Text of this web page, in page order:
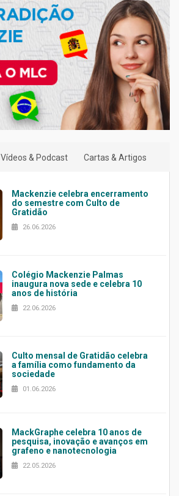
Vídeos & Podcast Cartas & Artigos
Mackenzie celebra encerramento
do semestre com Culto de
Gratidão
26.06.2026
Colégio Mackenzie Palmas
inaugura nova sede e celebra 10
anos de história
22.06.2026
Culto mensal de Gratidão celebra
a família como fundamento da
sociedade
01.06.2026
MackGraphe celebra 10 anos de
pesquisa, inovação e avanços em
grafeno e nanotecnologia
22.05.2026